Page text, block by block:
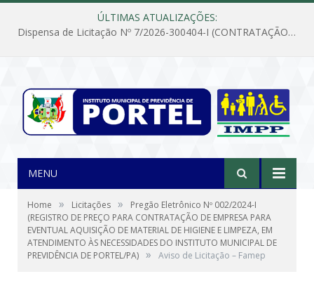
ÚLTIMAS ATUALIZAÇÕES:
Dispensa de Licitação Nº 7/2026-300404-I (CONTRATAÇÃO DE EMPRESA PARA MANUTENÇÃO E REPARAÇÃO DE APARELHOS DE AR CONDICIONADO, EM ATENDIMENTO ÀS NECESSIDADES DO INSTITUTO DE PREVIDÊNCIA MUNICIPAL DE PORTEL/PA)
MENU
Home » Licitações »
Pregão Eletrônico Nº 002/2024-I
(REGISTRO DE PREÇO PARA CONTRATAÇÃO DE EMPRESA PARA
EVENTUAL AQUISIÇÃO DE MATERIAL DE HIGIENE E LIMPEZA, EM
ATENDIMENTO ÀS NECESSIDADES DO INSTITUTO MUNICIPAL DE
PREVIDÊNCIA DE PORTEL/PA) » Aviso de Licitação – Famep